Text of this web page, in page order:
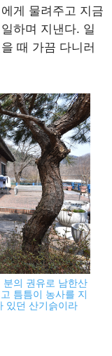
게 물려주고 지금
하며 지낸다. 일
때 가끔 다니러
의 권유로 남한산
틈틈이 농사를 지
있던 산기슭이라